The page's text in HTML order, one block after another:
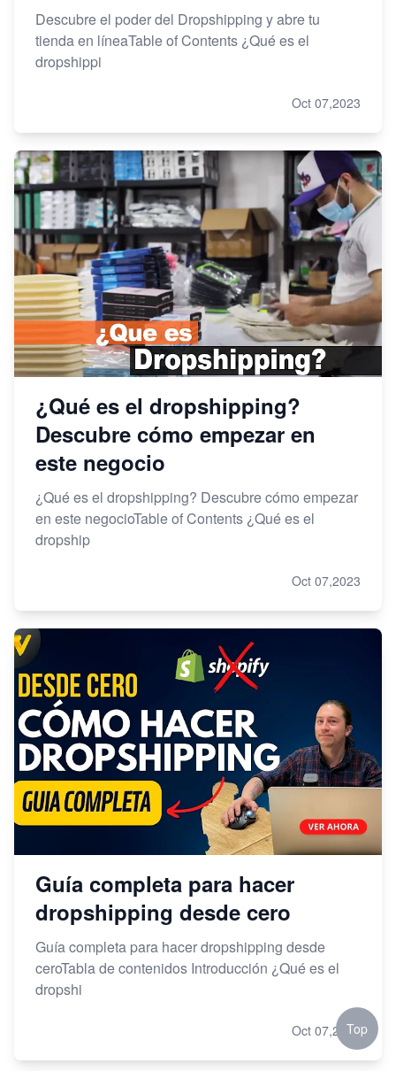
Descubre el poder del Dropshipping y abre tu
tienda en líneaTable of Contents ¿Qué es el
dropshippi
Oct 07,2023
¿Qué es el dropshipping?
Descubre cómo empezar en
este negocio
¿Qué es el dropshipping? Descubre cómo empezar
en este negocioTable of Contents ¿Qué es el
dropship
Oct 07,2023
Guía completa para hacer
dropshipping desde cero
Guía completa para hacer dropshipping desde
ceroTabla de contenidos Introducción ¿Qué es el
dropshi
Oct 07,2023
Top